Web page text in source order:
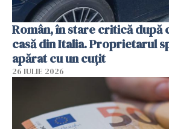
Român, în stare critică după
casă din Italia. Proprietarul
apărat cu un cuțit
26 IULIE 2026